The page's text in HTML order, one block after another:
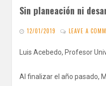
Sin planeación ni
12/01/2019 LEAVE A
Luis Acebedo, Profesor
Al finalizar el año pasado,